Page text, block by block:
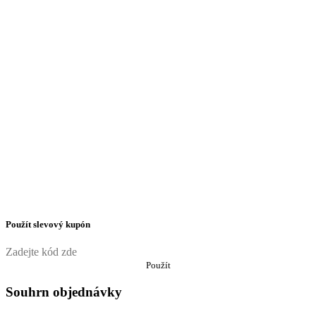
Použít slevový kupón
Použít
Souhrn objednávky